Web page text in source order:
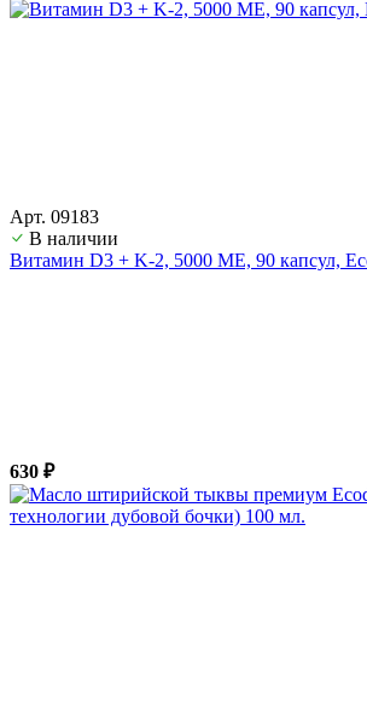
Арт. 09183
В наличии
Витамин D3 + K-2, 5000 ME, 90 капсул,
630 ₽